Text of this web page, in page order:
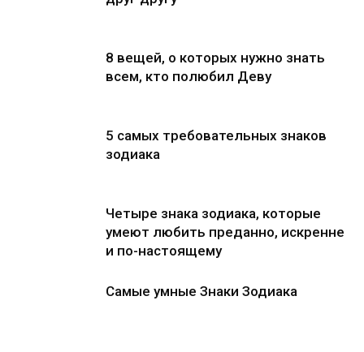
8 вещей, о которых нужно знать
всем, кто полюбил Деву
5 самых требовательных знаков
зодиака
Четыре знака зодиака, которые
умеют любить преданно, искренне
и по-настоящему
Самые умные Знаки Зодиака